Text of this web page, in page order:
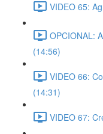
VIDEO 65:
OPCIONAL:
(14:56)
VIDEO 66:
(14:31)
VIDEO 67: